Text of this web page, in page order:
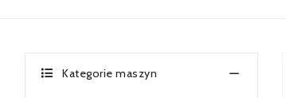
Kategorie maszyn